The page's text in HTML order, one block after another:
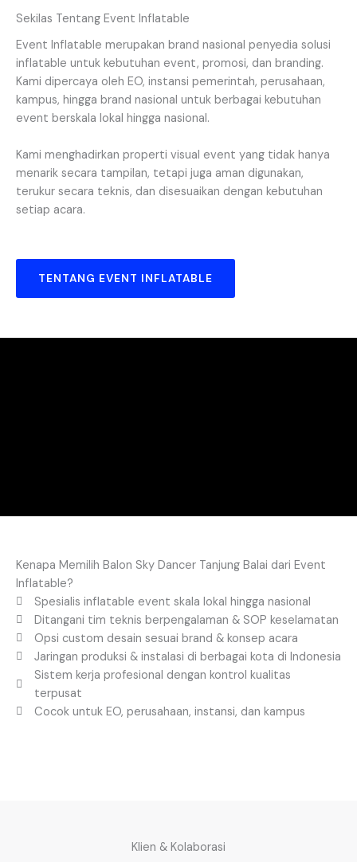
Sekilas Tentang Event Inflatable
Event Inflatable merupakan brand nasional penyedia solusi
inflatable untuk kebutuhan event, promosi, dan branding.
Kami dipercaya oleh EO, instansi pemerintah, perusahaan,
kampus, hingga brand nasional untuk berbagai kebutuhan
event berskala lokal hingga nasional.
Kami menghadirkan properti visual event yang tidak hanya
menarik secara tampilan, tetapi juga aman digunakan,
terukur secara teknis, dan disesuaikan dengan kebutuhan
setiap acara.
TENTANG EVENT INFLATABLE
Kenapa Memilih Balon Sky Dancer Tanjung Balai dari Event
Inflatable?
Spesialis inflatable event skala lokal hingga nasional
Ditangani tim teknis berpengalaman & SOP keselamatan
Opsi custom desain sesuai brand & konsep acara
Jaringan produksi & instalasi di berbagai kota di Indonesia
Sistem kerja profesional dengan kontrol kualitas
terpusat
Cocok untuk EO, perusahaan, instansi, dan kampus
Klien & Kolaborasi